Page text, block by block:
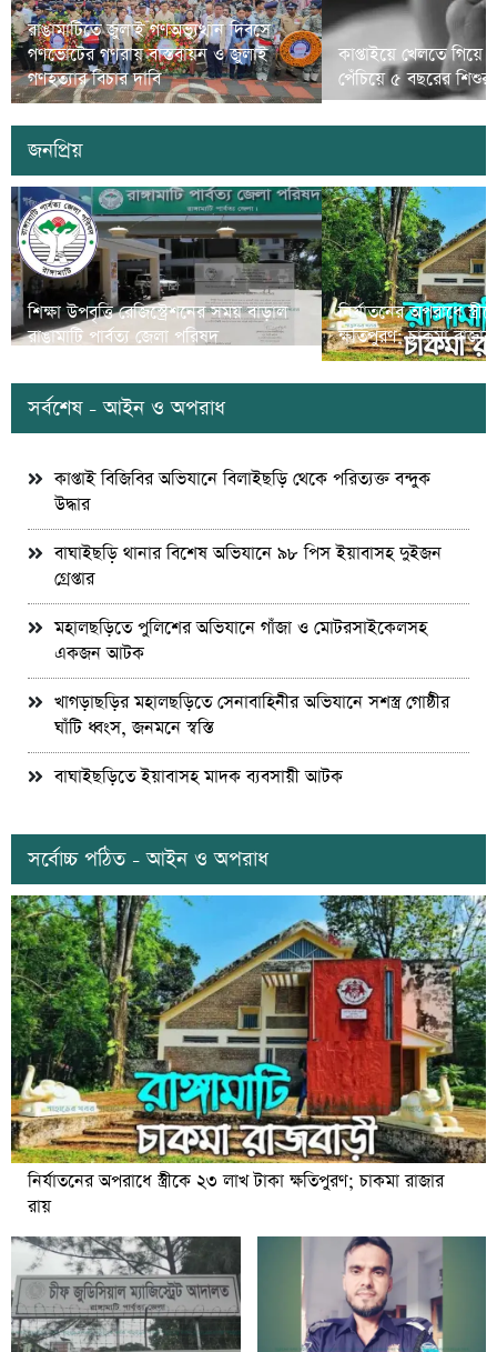
রাঙামাটিতে জুলাই গণঅভ্যুত্থান দিবসে
গণভোটের গণরায় বাস্তবায়ন ও জুলাই
গণহত্যার বিচার দাবি
কাপ্তাইয়ে খেলতে গিয়ে
পেঁচিয়ে ৫ বছরের শিশুর
জনপ্রিয়
শিক্ষা উপবৃত্তি রেজিস্ট্রেশনের সময় বাড়াল
রাঙামাটি পার্বত্য জেলা পরিষদ
নির্যাতনের অপরাধে
ক্ষতিপুরণ; চাকমা
সর্বশেষ - আইন ও অপরাধ
কাপ্তাই বিজিবির অভিযানে বিলাইছড়ি থেকে পরিত্যক্ত বন্দুক
উদ্ধার
বাঘাইছড়ি থানার বিশেষ অভিযানে ৯৮ পিস ইয়াবাসহ দুইজন
গ্রেপ্তার
মহালছড়িতে পুলিশের অভিযানে গাঁজা ও মোটরসাইকেলসহ
একজন আটক
খাগড়াছড়ির মহালছড়িতে সেনাবাহিনীর অভিযানে সশস্ত্র গোষ্ঠীর
ঘাঁটি ধ্বংস, জনমনে স্বস্তি
বাঘাইছড়িতে ইয়াবাসহ মাদক ব্যবসায়ী আটক
সর্বোচ্চ পঠিত - আইন ও অপরাধ
নির্যাতনের অপরাধে স্ত্রীকে ২৩ লাখ টাকা ক্ষতিপুরণ; চাকমা রাজার
রায়